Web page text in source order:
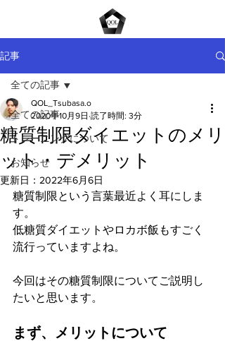
記事
全ての記事
トレーニングについて
お知らせ
全ての記事
糖質制限ダイエットのメリ
ット・デメリット
QOL_Tsubasa.o
2020年10月9日 読了時間: 3分
更新日： 2022年6月6日
糖質制限という言葉最近よく耳にしま
す。
低糖質ダイエットやロカボ飯もすごく
流行っていますよね。
今回はその糖質制限についてご説明し
たいと思います。
まず、メリットについて